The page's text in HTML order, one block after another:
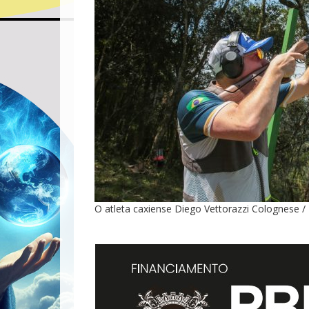
O atleta caxiense Diego Vettorazzi Colognese